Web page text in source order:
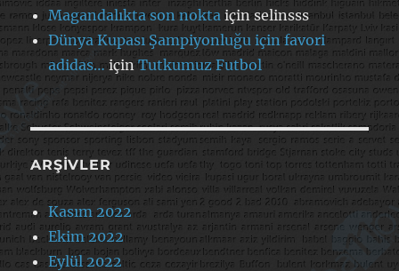
Magandalıkta son nokta içinselinsss
Dünya Kupası Şampiyonluğu için favori
adidas…içinTutkumuz Futbol
ARŞIVLER
Kasım 2022
Ekim 2022
Eylül 2022